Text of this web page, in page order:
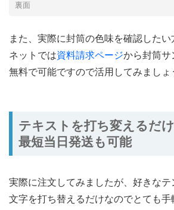
裏面
また、実際に封筒の色味を確認したい
ネットでは資料請求ページから封筒サ
無料で可能ですので活用してみましょ
テキストを打ち変えるだ
最短当日発送も可能
実際に注文してみましたが、好きな
文字を打ち替えるだけなのでとても手